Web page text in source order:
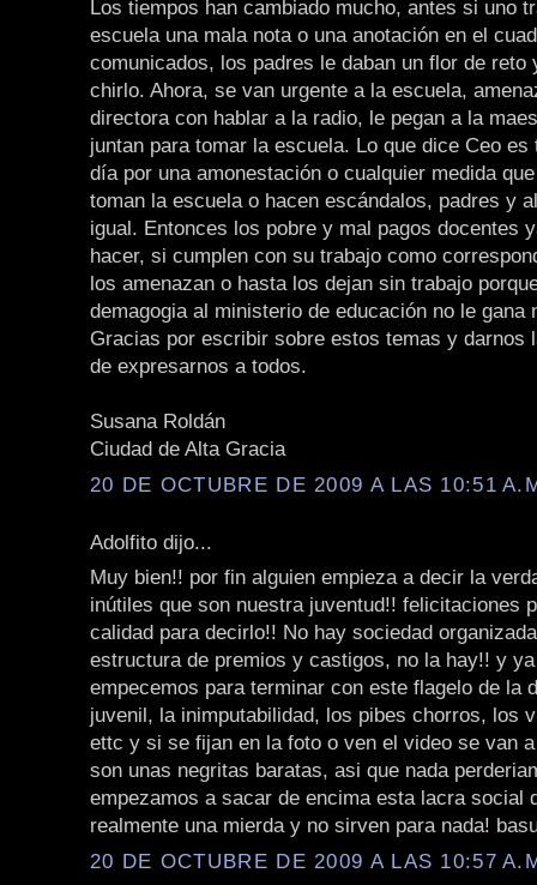
Los tiempos han cambiado mucho, antes si uno
escuela una mala nota o una anotación en el
comunicados, los padres le daban un flor de reto
chirlo. Ahora, se van urgente a la escuela,
directora con hablar a la radio, le pegan a la
juntan para tomar la escuela. Lo que dice Ceo
día por una amonestación o cualquier medida
toman la escuela o hacen escándalos, padres y
igual. Entonces los pobre y mal pagos docentes
hacer, si cumplen con su trabajo como
los amenazan o hasta los dejan sin trabajo
demagogia al ministerio de educación no le gana
Gracias por escribir sobre estos temas y darnos
de expresarnos a todos.
Susana Roldán
Ciudad de Alta Gracia
20 DE OCTUBRE DE 2009 A LAS 10:51
Adolfito dijo...
Muy bien!! por fin alguien empieza a decir la
inútiles que son nuestra juventud!! felicitaciones
calidad para decirlo!! No hay sociedad
estructura de premios y castigos, no la hay!! y
empecemos para terminar con este flagelo de la
juvenil, la inimputabilidad, los pibes chorros, los
ettc y si se fijan en la foto o ven el video se van
son unas negritas baratas, asi que nada
empezamos a sacar de encima esta lacra social
realmente una mierda y no sirven para nada!
20 DE OCTUBRE DE 2009 A LAS 10:57